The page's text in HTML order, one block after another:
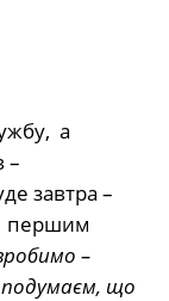
а
–
завтра –
першим
–
подумаєм, що